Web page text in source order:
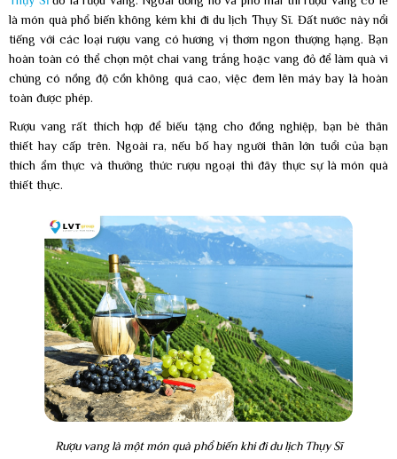
là món quà phổ biến không kém khi đi du lịch Thụy Sĩ. Đất nước này nổi
tiếng với các loại rượu vang có hương vị thơm ngon thượng hạng. Bạn
hoàn toàn có thể chọn một chai vang trắng hoặc vang đỏ để làm quà vì
chúng có nồng độ cồn không quá cao, việc đem lên máy bay là hoàn
toàn được phép.
Rượu vang rất thích hợp để biếu tặng cho đồng nghiệp, bạn bè thân
thiết hay cấp trên. Ngoài ra, nếu bố hay người thân lớn tuổi của bạn
thích ẩm thực và thưởng thức rượu ngoại thì đây thực sự là món quà
thiết thực.
Rượu vang là một món quà phổ biến khi đi du lịch Thụy Sĩ